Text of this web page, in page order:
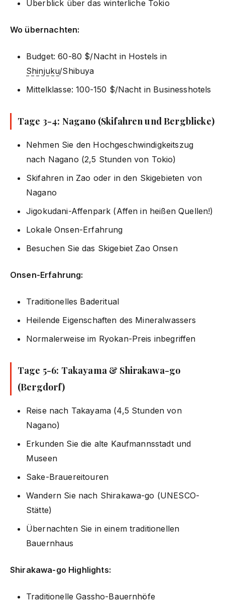
Überblick über das winterliche Tokio
Wo übernachten:
Budget: 60-80 $/Nacht in Hostels in
Shinjuku/Shibuya
Mittelklasse: 100-150 $/Nacht in Businesshotels
Tage 3-4: Nagano (Skifahren und Bergblicke)
Nehmen Sie den Hochgeschwindigkeitszug
nach Nagano (2,5 Stunden von Tokio)
Skifahren in Zao oder in den Skigebieten von
Nagano
Jigokudani-Affenpark (Affen in heißen Quellen!)
Lokale Onsen-Erfahrung
Besuchen Sie das Skigebiet Zao Onsen
Onsen-Erfahrung:
Traditionelles Baderitual
Heilende Eigenschaften des Mineralwassers
Normalerweise im Ryokan-Preis inbegriffen
Tage 5-6: Takayama & Shirakawa-go
(Bergdorf)
Reise nach Takayama (4,5 Stunden von
Nagano)
Erkunden Sie die alte Kaufmannsstadt und
Museen
Sake-Brauereitouren
Wandern Sie nach Shirakawa-go (UNESCO-
Stätte)
Übernachten Sie in einem traditionellen
Bauernhaus
Shirakawa-go Highlights:
Traditionelle Gassho-Bauernhöfe